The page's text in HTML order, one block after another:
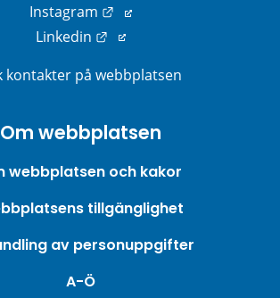
Instagram
Länk till annan
Linkedin
Länk till annan webbplats.
kontakter på webbplatsen
Om webbplatsen
webbplatsen och kakor
tillgänglighet
av personuppgifter
A-Ö